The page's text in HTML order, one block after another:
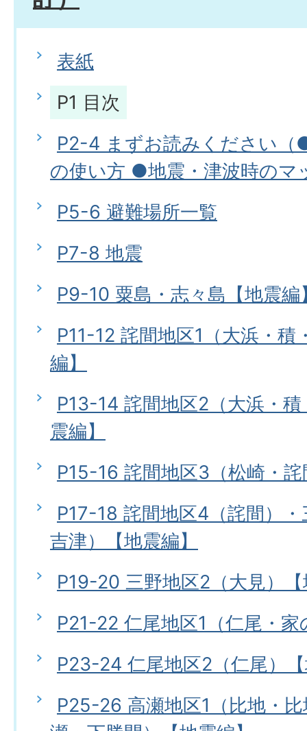
表紙
P1 目次
P2-4 まずお読みください（
の使い方 ●地震・津波時のマ
P5-6 避難場所一覧
P7-8 地震
P9-10 粟島・志々島【地震編
P11-12 詫間地区1（大浜・積
編】
P13-14 詫間地区2（大浜・
震編】
P15-16 詫間地区3（松崎・
P17-18 詫間地区4（詫間）
吉津）【地震編】
P19-20 三野地区2（大見）
P21-22 仁尾地区1（仁尾・
P23-24 仁尾地区2（仁尾）
P25-26 高瀬地区1（比地・